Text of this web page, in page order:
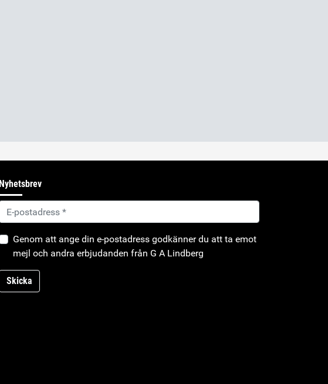
Nyhetsbrev
Genom att ange din e-postadress godkänner du att ta emot
mejl och andra erbjudanden från G A Lindberg
Skicka